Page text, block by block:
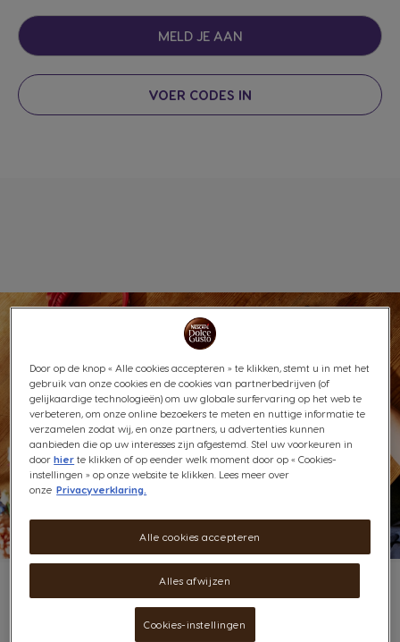
MELD JE AAN
VOER CODES IN
Door op de knop « Alle cookies accepteren » te klikken, stemt u in met het
gebruik van onze cookies en de cookies van partnerbedrijven (of
gelijkaardige technologieën) om uw globale surfervaring op het web te
verbeteren, om onze online bezoekers te meten en nuttige informatie te
verzamelen zodat wij, en onze partners, u advertenties kunnen
aanbieden die op uw interesses zijn afgestemd. Stel uw voorkeuren in
doorhier te klikken of op eender welk moment door op « Cookies-
instellingen » op onze website te klikken. Lees meer over
onze Privacyverklaring.
Alles afwijzen
Alle cookies accepteren
Cookies-instellingen